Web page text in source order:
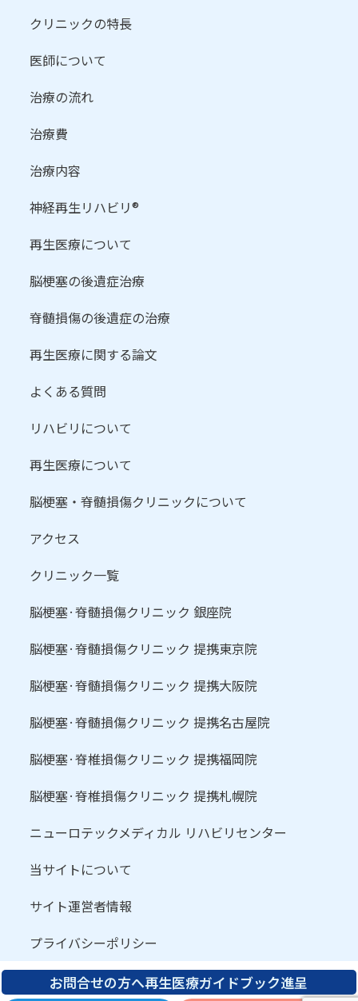
クリニックの特長
医師について
治療の流れ
治療費
治療内容
神経再生リハビリ®
再生医療について
脳梗塞の後遺症治療
脊髄損傷の後遺症の治療
再生医療に関する論文
よくある質問
リハビリについて
再生医療について
脳梗塞・脊髄損傷クリニックについて
アクセス
クリニック一覧
脳梗塞·脊髄損傷クリニック 銀座院
脳梗塞·脊髄損傷クリニック 提携東京院
脳梗塞·脊髄損傷クリニック 提携大阪院
脳梗塞·脊髄損傷クリニック 提携名古屋院
脳梗塞·脊椎損傷クリニック 提携福岡院
脳梗塞·脊椎損傷クリニック 提携札幌院
ニューロテックメディカル リハビリセンター
当サイトについて
サイト運営者情報
プライバシーポリシー
お問合せの方へ再生医療ガイドブック進呈